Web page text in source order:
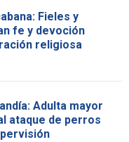
Fieles y
fe y devoción
religiosa
Adulta mayor
ataque de perros